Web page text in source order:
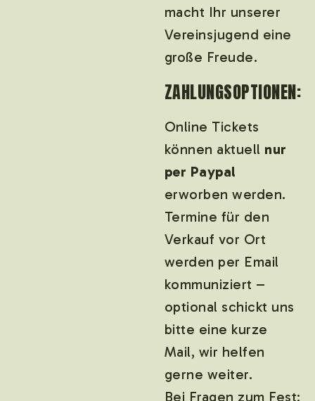
macht Ihr unserer
Vereinsjugend eine
große Freude.
ZAHLUNGSOPTIONEN:
Online Tickets
können aktuell nur
per Paypal
erworben werden.
Termine für den
Verkauf vor Ort
werden per Email
kommuniziert –
optional schickt uns
bitte eine kurze
Mail, wir helfen
gerne weiter.
Bei Fragen zum Fest: